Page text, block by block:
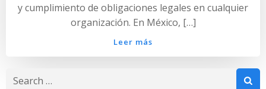
y cumplimiento de obligaciones legales en cualquier
organización. En México, […]
Leer más
Search